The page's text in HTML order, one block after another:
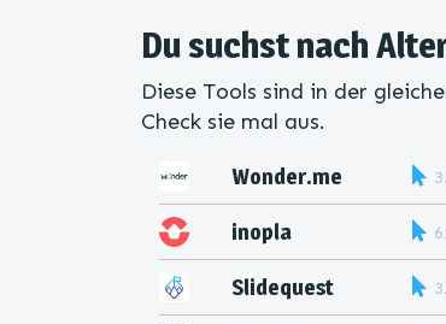
Du suchst nach
Diese Tools sind in der
Check sie mal aus.
Wonder.me
inopla
Slidequest